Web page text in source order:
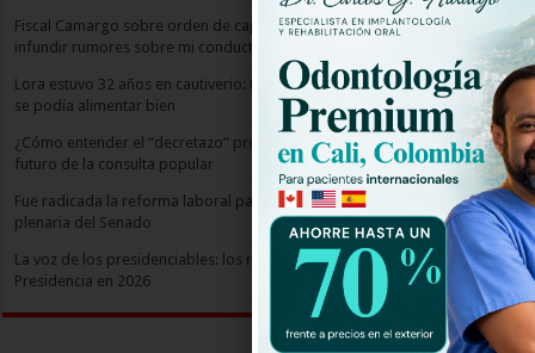
Fiscal Camargo sobre orden de captura en Guatemala: “Es dañino
infundir rumores sobre mi conducta”
Lora estuvo 32 años en cautiverio: tenía el pico y uñas tan largas que no
se podía alimentar bien
¿Cómo entender el “decretazo” propuesto por el gobierno? Análisis del
futuro de la consulta popular
Fue radicada la reforma laboral para su cuarto y último debate en
plenaria del Senado
La voz de los presidenciables: los rostros de quienes aspiran llegar a la
Presidencia en 2026